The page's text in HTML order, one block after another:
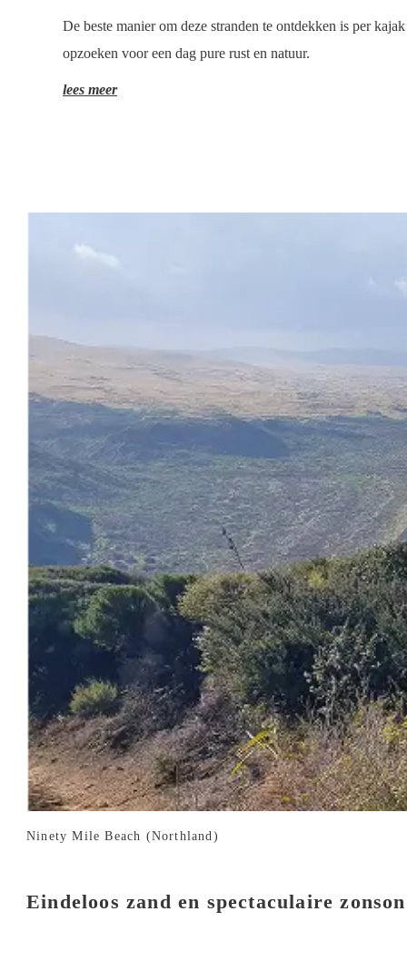
lees meer
De beste manier om deze stranden te ontdekken is per
opzoeken voor een dag pure rust en natuur.
Ninety Mile Beach (Northland)
Eindeloos zand en spectaculaire